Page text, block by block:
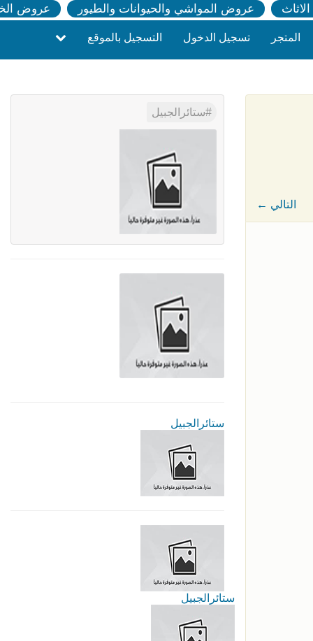
عروض المواشي والحيوانات والطيور عروض
المتجر تسجيل الدخول التسجيل بالموقع
← التالي
ستائرالجبيل
ستائرالجبيل
ستائرالجبيل